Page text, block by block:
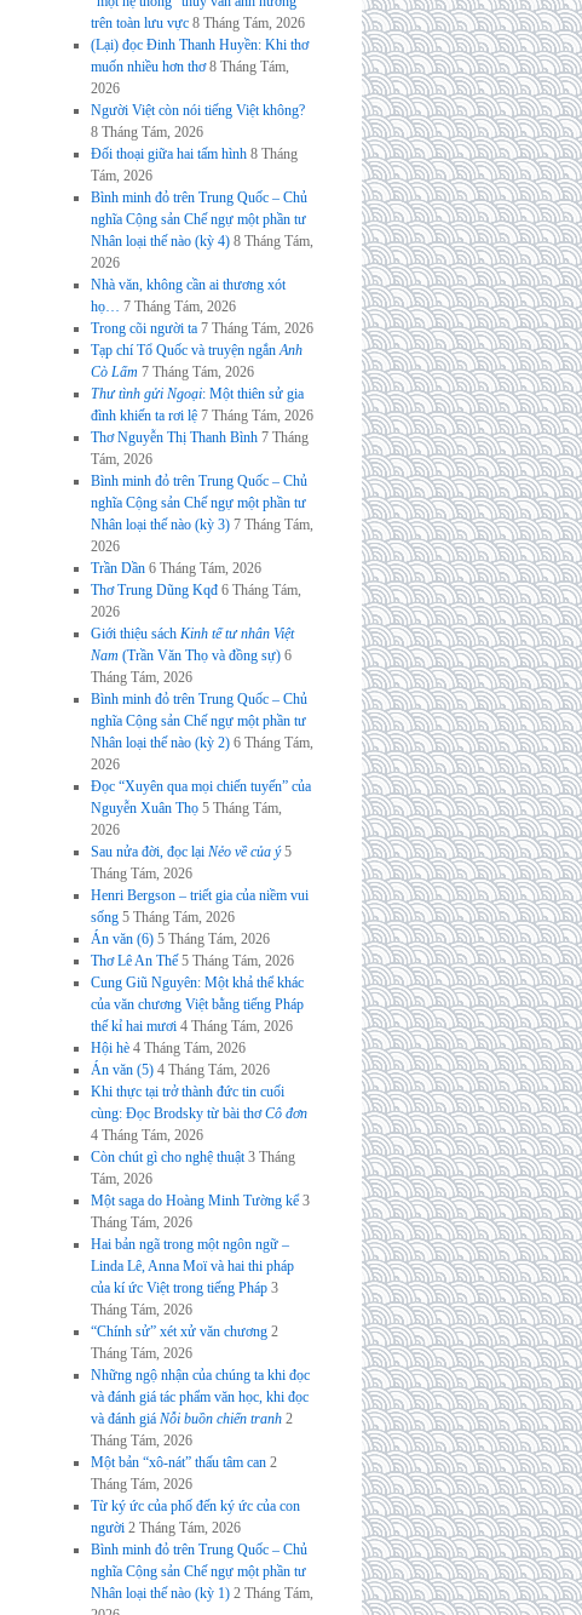
trên toàn lưu vực 8 Tháng Tám, 2026
(Lại) đọc Đinh Thanh Huyền: Khi thơ
muốn nhiều hơn thơ 8 Tháng Tám,
2026
Người Việt còn nói tiếng Việt không?
8 Tháng Tám, 2026
Đối thoại giữa hai tấm hình 8 Tháng
Tám, 2026
Bình minh đỏ trên Trung Quốc – Chủ
nghĩa Cộng sản Chế ngự một phần tư
Nhân loại thế nào (kỳ 4) 8 Tháng Tám,
2026
Nhà văn, không cần ai thương xót
họ… 7 Tháng Tám, 2026
Trong cõi người ta 7 Tháng Tám, 2026
Tạp chí Tổ Quốc và truyện ngắnAnh
Cò Lấm 7 Tháng Tám, 2026
Thư tình gửi Ngoại: Một thiên sử gia
đình khiến ta rơi lệ 7 Tháng Tám, 2026
Thơ Nguyễn Thị Thanh Bình 7 Tháng
Tám, 2026
Bình minh đỏ trên Trung Quốc – Chủ
nghĩa Cộng sản Chế ngự một phần tư
Nhân loại thế nào (kỳ 3) 7 Tháng Tám,
2026
Trần Dần 6 Tháng Tám, 2026
Thơ Trung Dũng Kqđ 6 Tháng Tám,
2026
Giới thiệu sách Kinh tế tư nhân Việt
Nam (Trần Văn Thọ và đồng sự) 6
Tháng Tám, 2026
Bình minh đỏ trên Trung Quốc – Chủ
nghĩa Cộng sản Chế ngự một phần tư
Nhân loại thế nào (kỳ 2) 6 Tháng Tám,
2026
Đọc “Xuyên qua mọi chiến tuyến” của
Nguyễn Xuân Thọ 5 Tháng Tám,
2026
Sau nửa đời, đọc lại Nẻo về của ý 5
Tháng Tám, 2026
Henri Bergson – triết gia của niềm vui
sống 5 Tháng Tám, 2026
Án văn (6) 5 Tháng Tám, 2026
Thơ Lê An Thế 5 Tháng Tám, 2026
Cung Giũ Nguyên: Một khả thể khác
của văn chương Việt bằng tiếng Pháp
thế kỉ hai mươi 4 Tháng Tám, 2026
Hội hè 4 Tháng Tám, 2026
Án văn (5) 4 Tháng Tám, 2026
Khi thực tại trở thành đức tin cuối
cùng: Đọc Brodsky từ bài thơCô đơn
4 Tháng Tám, 2026
Còn chút gì cho nghệ thuật 3 Tháng
Tám, 2026
Một saga do Hoàng Minh Tường kể 3
Tháng Tám, 2026
Hai bản ngã trong một ngôn ngữ –
Linda Lê, Anna Moï và hai thi pháp
của kí ức Việt trong tiếng Pháp 3
Tháng Tám, 2026
“Chính sử” xét xử văn chương 2
Tháng Tám, 2026
Những ngộ nhận của chúng ta khi đọc
và đánh giá tác phẩm văn học, khi đọc
và đánh giá Nỗi buồn chiến tranh 2
Tháng Tám, 2026
Một bản “xô-nát” thấu tâm can 2
Tháng Tám, 2026
Từ ký ức của phố đến ký ức của con
người 2 Tháng Tám, 2026
Bình minh đỏ trên Trung Quốc – Chủ
nghĩa Cộng sản Chế ngự một phần tư
Nhân loại thế nào (kỳ 1) 2 Tháng Tám,